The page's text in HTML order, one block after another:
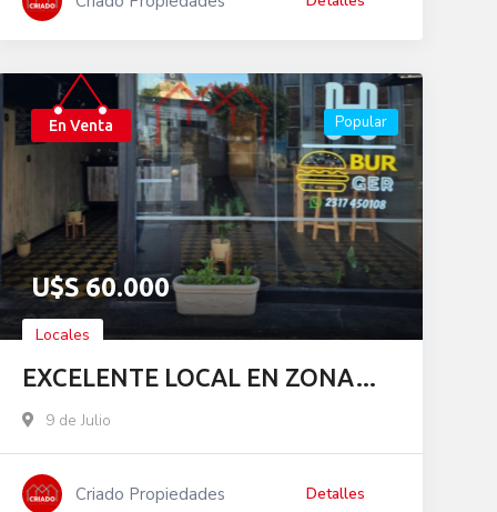
En Venta
U$S60.000
Locales
EXCELENTE LOCAL EN ZONA
COMERCIAL
Popular
9 de Julio
Criado Propiedades Detalles